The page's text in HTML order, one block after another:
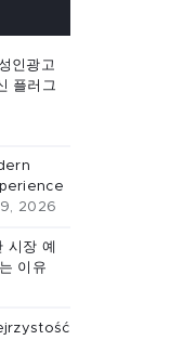
인광고
플러그
2026
시장 예
이유